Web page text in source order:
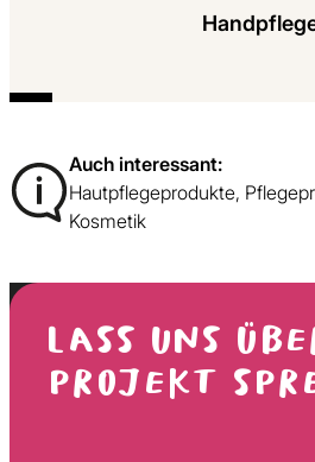
Auch interessant:
Hautpflegeprodukte,
Kosmetik
LASS UNS
PROJEKT